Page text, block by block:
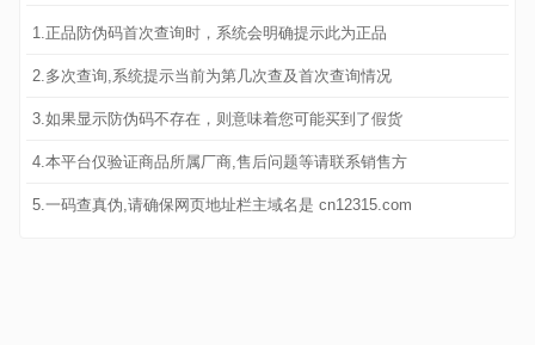
1.正品防伪码首次查询时，系统会明确提示此为正品
2.多次查询,系统提示当前为第几次查及首次查询情况
3.如果显示防伪码不存在，则意味着您可能买到了假货
4.本平台仅验证商品所属厂商,售后问题等请联系销售方
5.一码查真伪,请确保网页地址栏主域名是 cn12315.com